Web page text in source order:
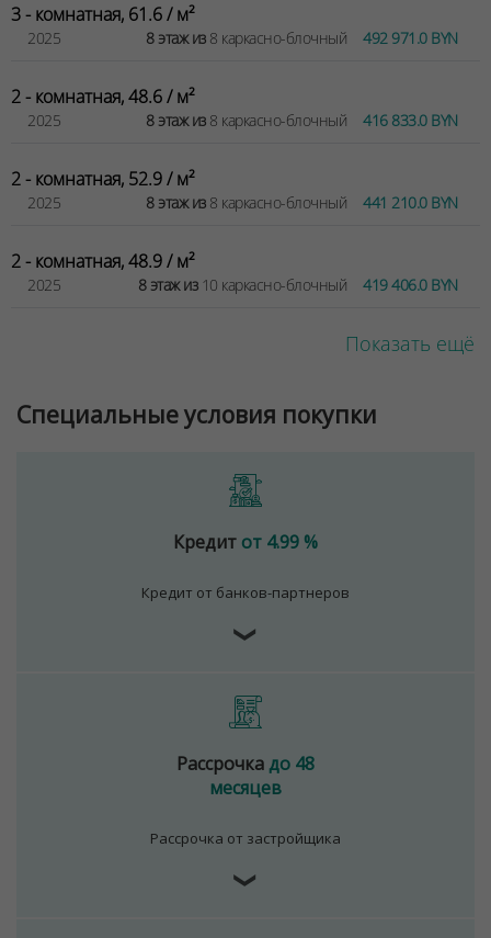
3 - комнатная, 61.6 / м²
2025 8 этаж из8 каркасно-блочный 492 971.0 BYN
2 - комнатная, 48.6 / м²
2025 8 этаж из8 каркасно-блочный 416 833.0 BYN
2 - комнатная, 52.9 / м²
2025 8 этаж из8 каркасно-блочный 441 210.0 BYN
2 - комнатная, 48.9 / м²
2025 8 этаж из10 каркасно-блочный 419 406.0 BYN
Показать ещё
Специальные условия покупки
Кредит от 4.99 %
Кредит от банков-партнеров
❯
Рассрочкадо 48
месяцев
Рассрочка от застройщика
❯